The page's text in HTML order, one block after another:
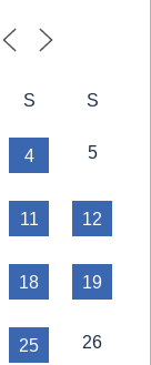
S S
4 5
11 12
18 19
25 26